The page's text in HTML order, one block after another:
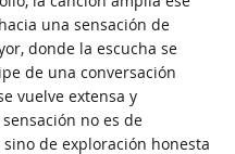
una sensación de
donde la escucha se
de una conversación
vuelve extensa y
no es de
de exploración honesta